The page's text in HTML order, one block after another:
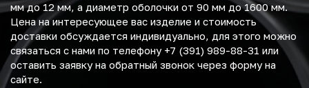
мм до 12 мм, а диаметр оболочки от 90 мм до 1600 мм.
Цена на интересующее вас изделие и стоимость
доставки обсуждается индивидуально, для этого можно
связаться с нами по телефону +7 (391) 989-88-31 или
оставить заявку на обратный звонок через форму на
сайте.